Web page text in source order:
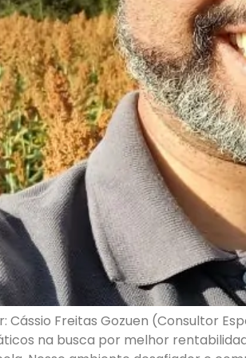
Cássio Freitas Gozuen (Consultor
na busca por melhor